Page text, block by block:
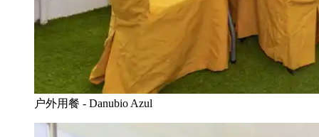
户外用餐 - Danubio Azul